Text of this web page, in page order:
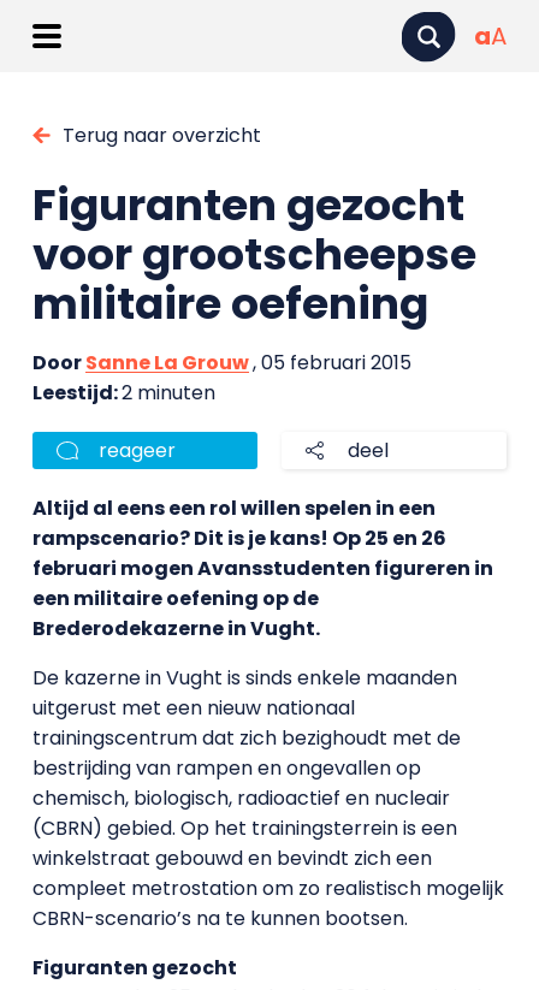
aA
Terug naar overzicht
Figuranten gezocht
voor grootscheepse
militaire oefening
DoorSanne La Grouw, 05 februari 2015
Leestijd:2 minuten
reageer deel
Altijd al eens een rol willen spelen in een
rampscenario? Dit is je kans! Op 25 en 26
februari mogen Avansstudenten figureren in
een militaire oefening op de
Brederodekazerne in Vught.
De kazerne in Vught is sinds enkele maanden
uitgerust met een nieuw nationaal
trainingscentrum dat zich bezighoudt met de
bestrijding van rampen en ongevallen op
chemisch, biologisch, radioactief en nucleair
(CBRN) gebied. Op het trainingsterrein is een
winkelstraat gebouwd en bevindt zich een
compleet metrostation om zo realistisch mogelijk
CBRN-scenario’s na te kunnen bootsen.
Figuranten gezocht